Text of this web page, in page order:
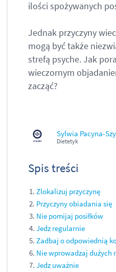
Sylwia Pacyna-
Dietetyk
ilości spożywanych
Jednak przyczyny
mogą być także
strefą psyche. Jak
wieczornym
zacząć?
Spis treści
Zlokalizuj przyczynę
Przyczyny obiadania się
Nie pomijaj posiłków
Jedz regularnie
Zadbaj o odpowiednią
Nie wprowadzaj dużych
Jedz uważnie